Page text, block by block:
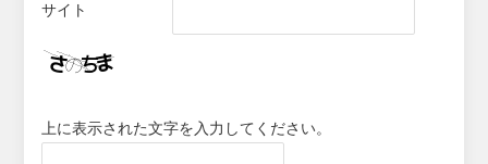
サイト
上に表示された文字を入力してください。